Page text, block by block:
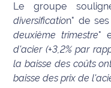
Santé
Social
Le groupe
diversification" de
deuxième trimestre"
d'acier (+3,2% par
la baisse des coûts
baisse des prix de